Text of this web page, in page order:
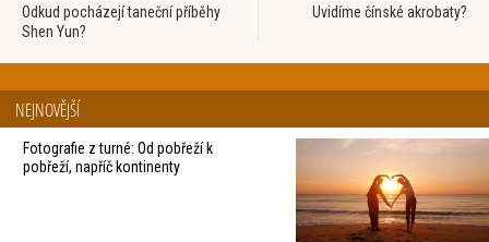
Odkud pocházejí taneční příběhy
Shen Yun?
Uvidíme čínské akrobaty?
NEJNOVĚJŠÍ
Fotografie z turné: Od pobřeží k
pobřeží, napříč kontinenty